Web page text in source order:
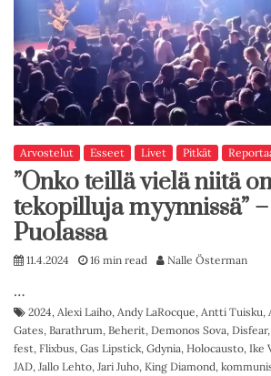
Arvostelut Esseet Livet Pitkät
”Onko teillä vielä niitä
tekopilluja myynnissä”
Puolassa
11.4.2024 16 min read Nalle Österman
…
2024, Alexi Laiho, Andy LaRocque, Antti Tuisku,
Gates, Barathrum, Beherit, Demonos Sova, Disfear,
fest, Flixbus, Gas Lipstick, Gdynia, Holocausto, Ike
JAD, Jallo Lehto, Jari Juho, King Diamond,